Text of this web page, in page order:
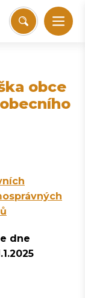
obce
dne